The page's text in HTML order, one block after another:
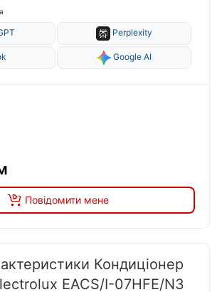
Perplexity
Google AI
Повідомити мене
Кондиціонер
EACS/I-07HFE/N3